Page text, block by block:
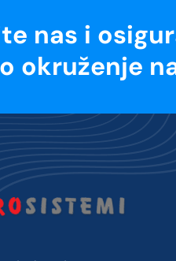
nas i
okruženje